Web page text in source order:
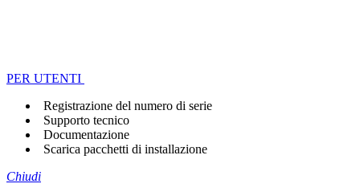
PER UTENTI
Registrazione del numero di serie
Supporto tecnico
Documentazione
Scarica pacchetti di installazione
Chiudi